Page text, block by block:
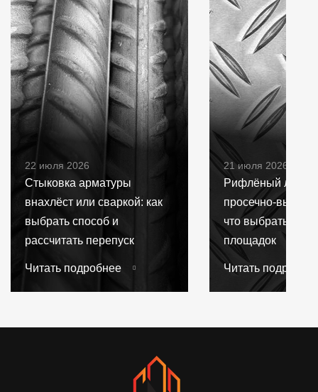
22 июля 2026
Стыковка арматуры
внахлёст или сваркой: как
выбрать способ и
рассчитать перепуск
Читать подробнее
21 июля 2026
Рифлёный лист
просечно-
что выбрать для
площадок
Читать